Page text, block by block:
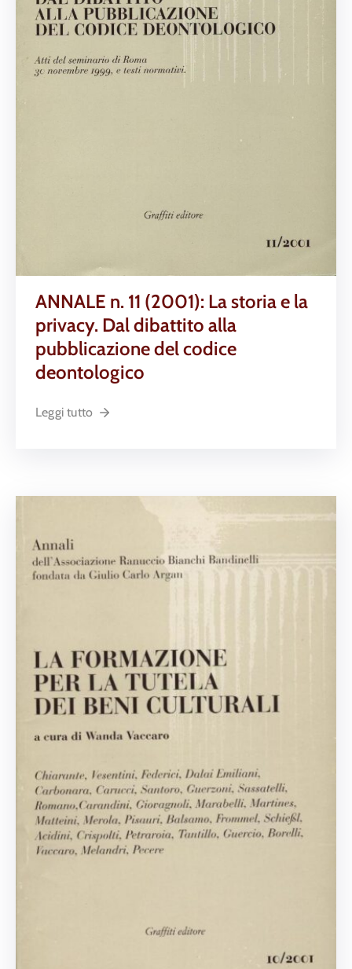
ANNALE n. 11 (2001): La storia e la
privacy. Dal dibattito alla
pubblicazione del codice
deontologico
Leggi tutto